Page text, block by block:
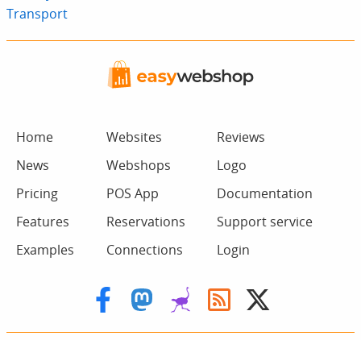
Transport
Home
News
Pricing
Features
Examples
Websites
Webshops
POS App
Reservations
Connections
Reviews
Logo
Documentation
Support service
Login